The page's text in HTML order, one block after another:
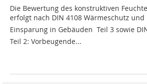
Die Bewertung des konstruktiven
erfolgt nach DIN 4108 Wärmeschutz und
Einsparung in Gebäuden  Teil 3 sowie DIN
Teil 2: Vorbeugende...